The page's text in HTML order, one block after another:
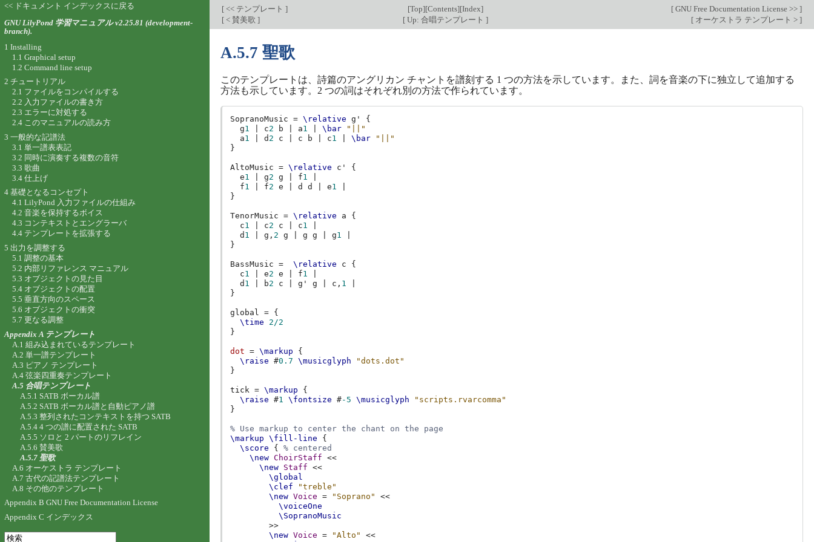
[ << テンプレート ] [Top][Contents][Index] [ GNU Free Documentation License >> ]
[ < 賛美歌 ] [Up: 合唱テンプレート ] [ オーケストラ テンプレート > ]
A.5.7 聖歌
このテンプレートは、詩篇のアングリカン チャントを譜刻する 1 つの方法を示しています。また、詞を音楽の下に独立して追加する
方法も示しています。2 つの詞はそれぞれ別の方法で作られています。
SopranoMusic = \relative g'
{
g1 c2 b a1 \bar
"||"
a1 d 2 c c b c1 \bar
"||"
}
AltoMusic = \relative c'
{
e1 g2 g f1
f1 f2 e d d e1
}
TenorMusic = \relative a
{
c1 c2 c c1
d 1 g, 2 g g g g1
}
BassMusic = \relative c
{
c1 e2 e f1
d 1 b2 c g' g c, 1
}
global = {
\time
2/2
}
dot = \markup
{
\raise
#0.7 \musicglyph
"dots.dot"
}
tick = \markup
{
\raise
#1 \fontsize #-5 \musicglyph
"scripts.rvarcomma"
}
% Use markup to center the chant on the page
\markup
\fill-line
{
\score
{
% centered
\new ChoirStaff
<<
\new Staff
<<
\global
\clef
"treble"
\new Voice = "Soprano"
<<
\voiceOne
\SopranoMusic
>>
\new Voice = "Alto"
<<
<< ドキュメント インデックスに戻る
GNU LilyPond 学習マニュアル v2.25.81 (development-
branch).
1 Installing
1.1 Graphical setup
1.2 Command line setup
2 チュートリアル
2.1 ファイルをコンパイルする
2.2 入力ファイルの書き方
2.3 エラーに対処する
2.4 このマニュアルの読み方
3 一般的な記譜法
3.1 単一譜表表記
3.2 同時に演奏する複数の音符
3.3 歌曲
3.4 仕上げ
4 基礎となるコンセプト
4.1 LilyPond 入力ファイルの仕組み
4.2 音楽を保持するボイス
4.3 コンテキストとエングラーバ
4.4 テンプレートを拡張する
5 出力を調整する
5.1 調整の基本
5.2 内部リファレンス マニュアル
5.3 オブジェクトの見た目
5.4 オブジェクトの配置
5.5 垂直方向のスペース
5.6 オブジェクトの衝突
5.7 更なる調整
Appendix A テンプレート
A.1 組み込まれているテンプレート
A.2 単一譜テンプレート
A.3 ピアノ テンプレート
A.4 弦楽四重奏テンプレート
A.5 合唱テンプレート
A.5.1 SATB ボーカル譜
A.5.2 SATB ボーカル譜と自動ピアノ譜
A.5.3 整列されたコンテキストを持つ SATB
A.5.4 4 つの譜に配置された SATB
A.5.5 ソロと 2 パートのリフレイン
A.5.6 賛美歌
A.5.7 聖歌
A.6 オーケストラ テンプレート
A.7 古代の記譜法テンプレート
A.8 その他のテンプレート
Appendix B GNU Free Documentation License
Appendix C インデックス